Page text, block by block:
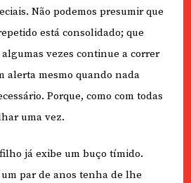
Não podemos presumir que
está consolidado; que
vezes continue a correr
alerta mesmo quando nada
Porque, como com todas
uma vez.
já exibe um buço tímido.
par de anos tenha de lhe